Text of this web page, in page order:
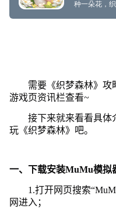
需要《织梦森林》攻
游戏页资讯栏查看~
接下来就来看看具体
玩《织梦森林》吧。
一、下载安装MuMu模拟
1.打开网页搜索
网进入；